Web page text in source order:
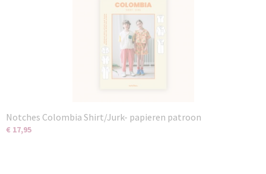
Notches Colombia Shirt/Jurk- papieren patroon
€ 17,95